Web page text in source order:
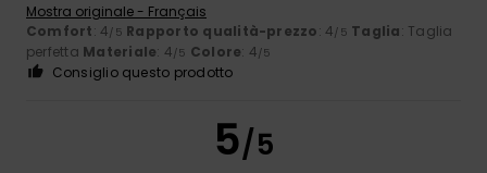
Mostra originale - Français
Comfort: 4/5 Rapporto qualità-prezzo: 4/5 Taglia: Taglia
perfetta Materiale: 4/5 Colore: 4/5
Consiglio questo prodotto
5/5